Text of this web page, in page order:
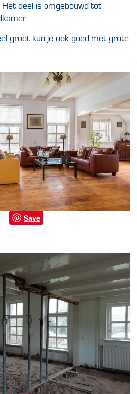
deel is omgebouwd tot
groot kun je ook goed met grote
Save